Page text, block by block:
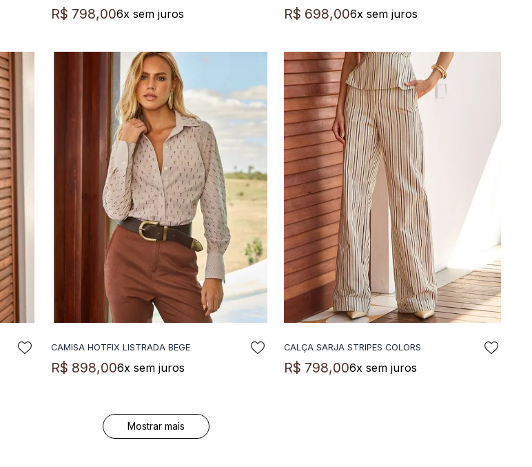
R$ 798,006x sem juros R$ 698,006x sem juros
ADICIONAR A SACOLA
CAMISA HOTFIX LISTRADA BEGE
R$ 898,006x sem juros
ADICIONAR A SACOLA
CALÇA SARJA STRIPES COLORS
R$ 798,006x sem juros
Mostrar mais